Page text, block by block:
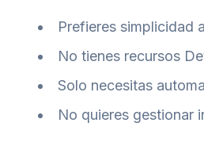
Prefieres simplicidad
No tienes recursos
Solo necesitas
No quieres gestionar